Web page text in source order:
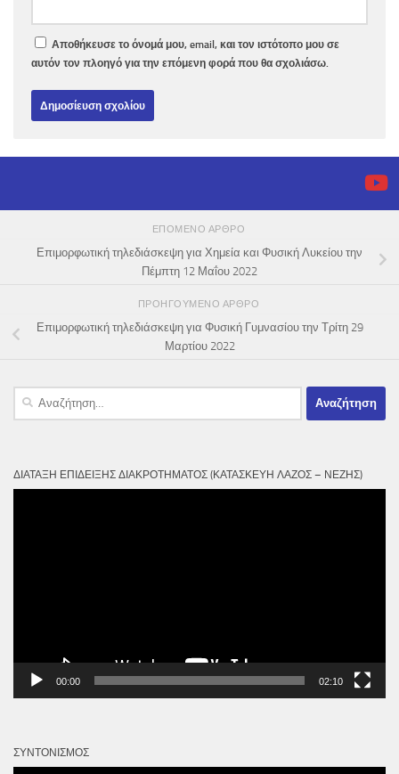
Αποθήκευσε το όνομά μου, email, και τον ιστότοπο μου σε
αυτόν τον πλοηγό για την επόμενη φορά που θα σχολιάσω.
ΕΠΌΜΕΝΟ ΆΡΘΡΟ
Επιμορφωτική τηλεδιάσκεψη για Χημεία και Φυσική Λυκείου την
Πέμπτη 12 Μαΐου 2022
ΠΡΟΗΓΟΎΜΕΝΟ ΆΡΘΡΟ
Επιμορφωτική τηλεδιάσκεψη για Φυσική Γυμνασίου την Τρίτη 29
Μαρτίου 2022
Αναζήτηση
ΔΙΆΤΑΞΗ ΕΠΊΔΕΙΞΗΣ ΔΙΑΚΡΟΤΉΜΑΤΟΣ (ΚΑΤΑΣΚΕΥΉ ΛΆΖΟΣ – ΝΈΖΗΣ)
00:00 02:10
ΣΥΝΤΟΝΙΣΜΌΣ